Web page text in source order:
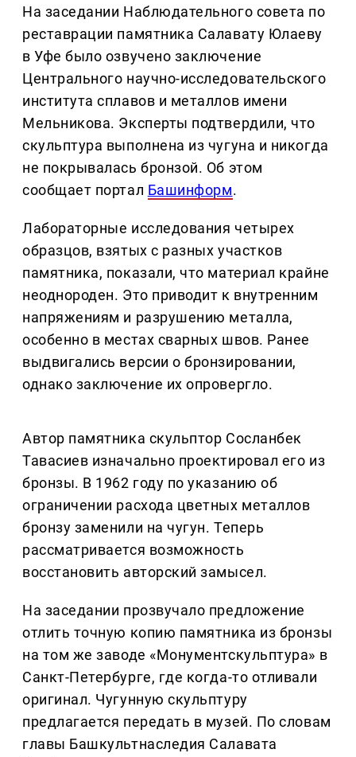
На заседании Наблюдательного совета по
реставрации памятника Салавату Юлаеву
в Уфе было озвучено заключение
Центрального научно-исследовательского
института сплавов и металлов имени
Мельникова. Эксперты подтвердили, что
скульптура выполнена из чугуна и никогда
не покрывалась бронзой. Об этом
сообщает портал Башинформ.
Лабораторные исследования четырех
образцов, взятых с разных участков
памятника, показали, что материал крайне
неоднороден. Это приводит к внутренним
напряжениям и разрушению металла,
особенно в местах сварных швов. Ранее
выдвигались версии о бронзировании,
однако заключение их опровергло.
Автор памятника скульптор Сосланбек
Тавасиев изначально проектировал его из
бронзы. В 1962 году по указанию об
ограничении расхода цветных металлов
бронзу заменили на чугун. Теперь
рассматривается возможность
восстановить авторский замысел.
На заседании прозвучало предложение
отлить точную копию памятника из бронзы
на том же заводе «Монументскульптура» в
Санкт-Петербурге, где когда-то отливали
оригинал. Чугунную скульптуру
предлагается передать в музей. По словам
главы Башкультнаследия Салавата